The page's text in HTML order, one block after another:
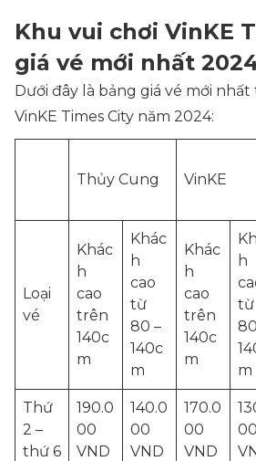
Khu vui chơi VinKE
giá vé mới nhất
Dưới đây là bảng giá vé mới
VinKE Times City năm 2024:
Thủy Cung VinKE
Loại
vé
Khác
h
cao
trên
140c
m
Khác
h
cao
từ
80 –
140c
m
Khác
h
cao
trên
140c
m
h
từ
m
Thứ
2 –
thứ 6
190.0
00
VND
140.0
00
VND
170.0
00
VND
00